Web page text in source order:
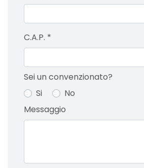
C.A.P. *
Sei un convenzionato?
Si
No
Messaggio